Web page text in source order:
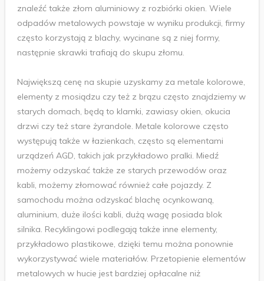
znaleźć także złom aluminiowy z rozbiórki okien. Wiele
odpadów metalowych powstaje w wyniku produkcji, firmy
często korzystają z blachy, wycinane są z niej formy,
następnie skrawki trafiają do skupu złomu.
Największą cenę na skupie uzyskamy za metale kolorowe,
elementy z mosiądzu czy też z brązu często znajdziemy w
starych domach, będą to klamki, zawiasy okien, okucia
drzwi czy też stare żyrandole. Metale kolorowe często
występują także w łazienkach, często są elementami
urządzeń AGD, takich jak przykładowo pralki. Miedź
możemy odzyskać także ze starych przewodów oraz
kabli, możemy złomować również całe pojazdy. Z
samochodu można odzyskać blachę ocynkowaną,
aluminium, duże ilości kabli, dużą wagę posiada blok
silnika. Recyklingowi podlegają także inne elementy,
przykładowo plastikowe, dzięki temu można ponownie
wykorzystywać wiele materiałów. Przetopienie elementów
metalowych w hucie jest bardziej opłacalne niż